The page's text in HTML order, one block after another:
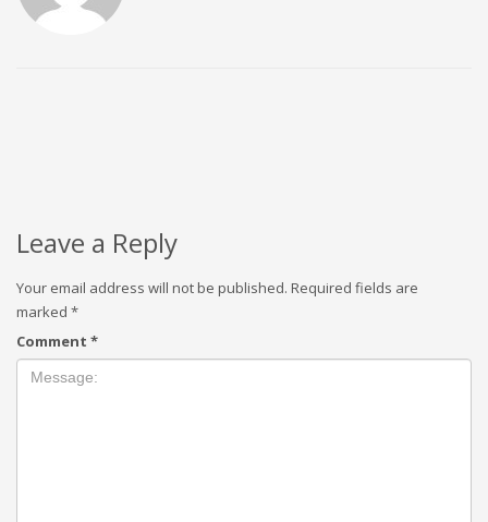
Leave a Reply
Your email address will not be published. Required fields are
marked *
Comment *